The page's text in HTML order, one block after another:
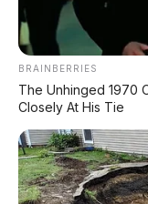
DIJUAL
Bali –
DATABASE
BRAINBERRIES
The Unhinged 1970
Closely At His Tie